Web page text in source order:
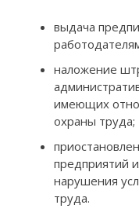
выдача
наложение
имеющих
охраны труда;
предприятий
нарушения
труда.